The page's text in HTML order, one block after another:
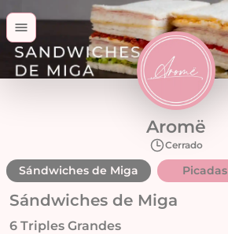
Aromë
Cerrado
Sándwiches de Miga Picadas
Sándwiches de Miga
6 Triples Grandes